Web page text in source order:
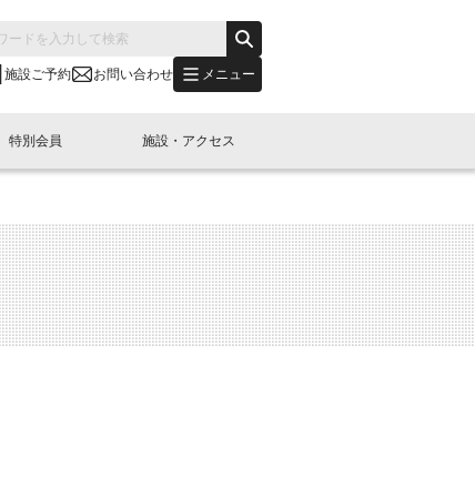
施設ご予約 お問い合わせ メニュー
会員開催
・参加
BioBAY TOKYO"？
Letter)
ム
ース・事業紹介
ント
J WEST
エリアについて
特別会員
み
施設・アクセス